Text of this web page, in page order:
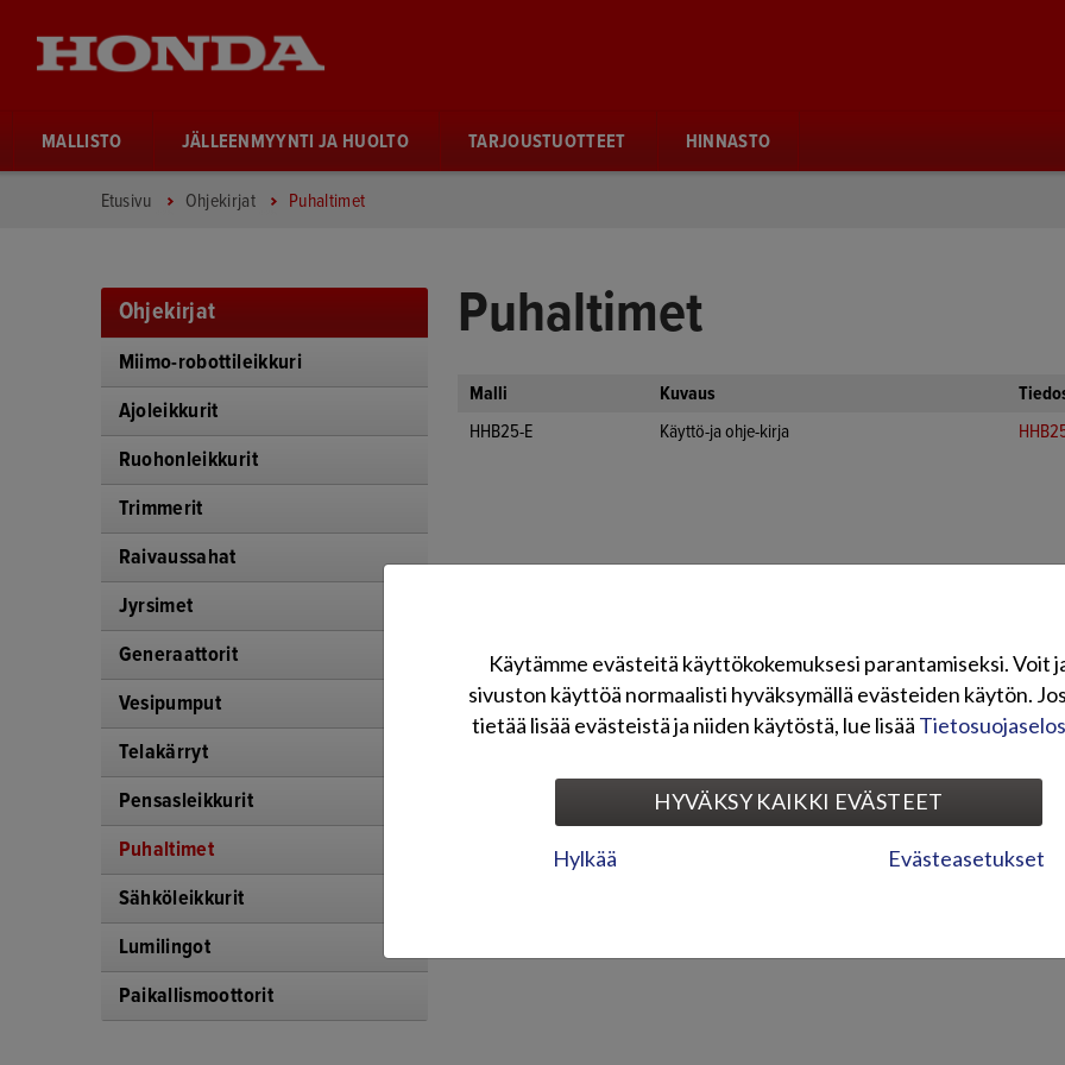
MALLISTO JÄLLEENMYYNTI JA HUOLTO TARJOUSTUOTTEET HINNASTO
Etusivu Ohjekirjat Puhaltimet
Puhaltimet
Malli Kuvaus
HHB25-E
Käyttö-ja ohje-kirja
Ohjekirjat
Miimo-robottileikkuri
Ajoleikkurit
Ruohonleikkurit
Trimmerit
Raivaussahat
Jyrsimet
Generaattorit
Vesipumput
Telakärryt
Pensasleikkurit
Puhaltimet
Sähköleikkurit
Lumilingot
Paikallismoottorit
Käytämme evästeitä käyttökokemuksesi parantamiseksi. Voit
sivuston käyttöä normaalisti hyväksymällä evästeiden käytön.
tietää lisää evästeistä ja niiden käytöstä, lue lisää
HYVÄKSY KAIKKI EVÄSTEET
Hylkää Evästeasetukset